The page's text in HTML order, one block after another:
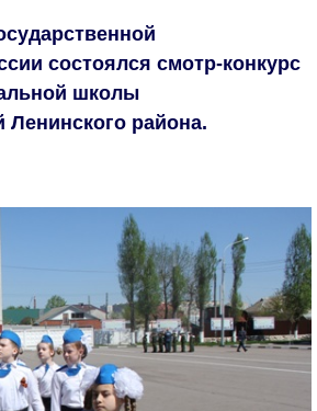
состоялся смотр-конкурс
школы
района.